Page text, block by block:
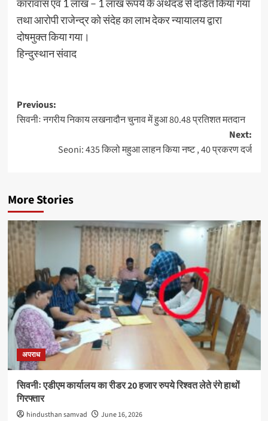
कारावास एवं 1 लाख – 1 लाख रूपये के अर्थदंड से दंडित किया गया
तथा आरोपी राजेन्द्र को संदेह का लाभ देकर न्यायालय द्वारा
दोषमुक्त किया गया।
हिन्दुस्थान संवाद
Post
navigation
Previous:
सिवनीः नगरीय निकाय लखनादौन चुनाव में हुआ 80.48 प्रतिशत मतदान
Next:
Seoni: 435 किलो महुआ लाहन किया नष्ट , 40 प्रकरण दर्ज
More Stories
अपराध
सिवनीः एडीएम कार्यालय का रीडर 20 हजार रुपये रिश्वत लेते रंगे हाथों
गिरफ्तार
hindusthan samvad June 16, 2026